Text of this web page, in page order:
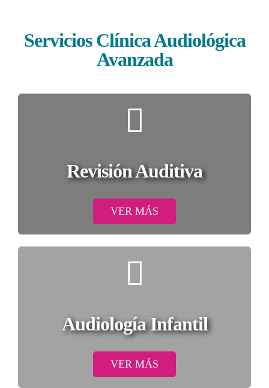
ServiciosClínica Audiológica
Avanzada
Revisión Auditiva
VER MÁS
Audiología Infantil
VER MÁS